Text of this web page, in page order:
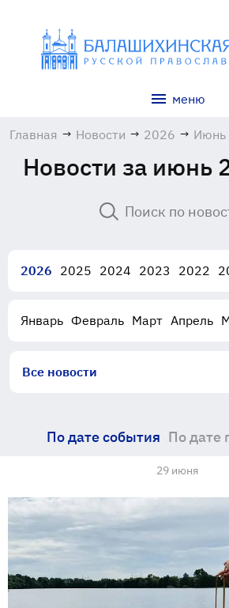
меню
Главная → Новости → 2026 → Июнь
Новости за июнь
2026 2025 2024 2023 2022
Январь Февраль Март Апрель
Все новости
По дате события По дате
29 июня